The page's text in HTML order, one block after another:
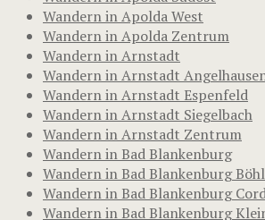
Wandern in Apolda West
Wandern in Apolda Zentrum
Wandern in Arnstadt
Wandern in Arnstadt
Wandern in Arnstadt Espenfeld
Wandern in Arnstadt Siegelbach
Wandern in Arnstadt Zentrum
Wandern in Bad Blankenburg
Wandern in Bad Blankenburg
Wandern in Bad Blankenburg
Wandern in Bad Blankenburg